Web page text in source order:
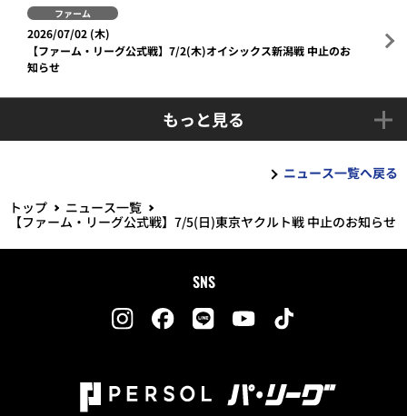
ファーム
2026/07/02 (木)
【ファーム・リーグ公式戦】7/2(木)オイシックス新潟戦 中止のお
知らせ
もっと見る
ニュース一覧へ戻る
トップ
ニュース一覧
【ファーム・リーグ公式戦】7/5(日)東京ヤクルト戦 中止のお知らせ
SNS